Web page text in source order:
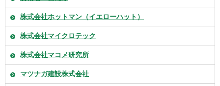
株式会社ホットマン（イエローハット）
株式会社マイクロテック
株式会社マコメ研究所
マツナガ建設株式会社